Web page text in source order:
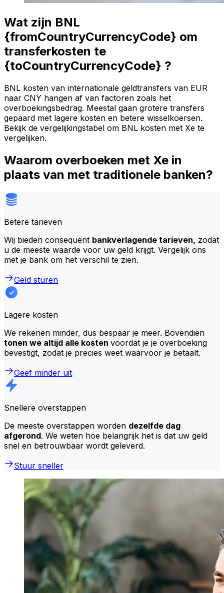
Wat zijn BNL
{fromCountryCurrencyCode} om
transferkosten te
{toCountryCurrencyCode} ?
BNL kosten van internationale geldtransfers van EUR
naar CNY hangen af van factoren zoals het
overboekingsbedrag. Meestal gaan grotere transfers
gepaard met lagere kosten en betere wisselkoersen.
Bekijk de vergelijkingstabel om BNL kosten met Xe te
vergelijken.
Waarom overboeken met Xe in
plaats van met traditionele banken?
Betere tarieven
Wij bieden consequent bankverlagende tarieven, zodat
u de meeste waarde voor uw geld krijgt. Vergelijk ons
met je bank om het verschil te zien.
Geld sturen
Lagere kosten
We rekenen minder, dus bespaar je meer. Bovendien
tonen we altijd alle kosten voordat je je overboeking
bevestigt, zodat je precies weet waarvoor je betaalt.
Geef minder uit
Snellere overstappen
De meeste overstappen worden dezelfde dag
afgerond. We weten hoe belangrijk het is dat uw geld
snel en betrouwbaar wordt geleverd.
Stuur sneller